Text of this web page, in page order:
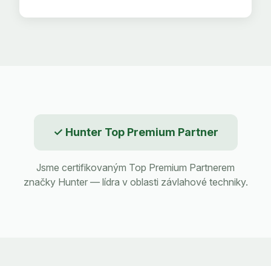
✓ Hunter Top Premium Partner
Jsme certifikovaným Top Premium Partnerem
značky Hunter — lídra v oblasti závlahové techniky.